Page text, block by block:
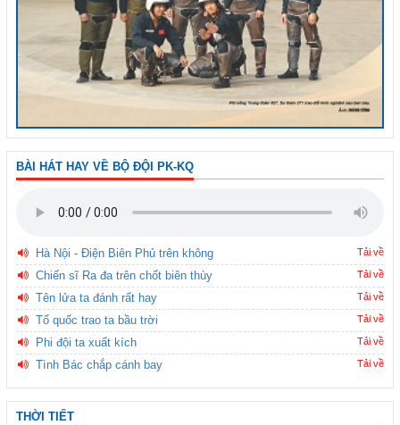
BÀI HÁT HAY VỀ BỘ ĐỘI PK-KQ
Hà Nội - Điện Biên Phủ trên không Tải về
Chiến sĩ Ra đa trên chốt biên thùy Tải về
Tên lửa ta đánh rất hay Tải về
Tổ quốc trao ta bầu trời Tải về
Phi đội ta xuất kích Tải về
Tình Bác chắp cánh bay Tải về
THỜI TIẾT